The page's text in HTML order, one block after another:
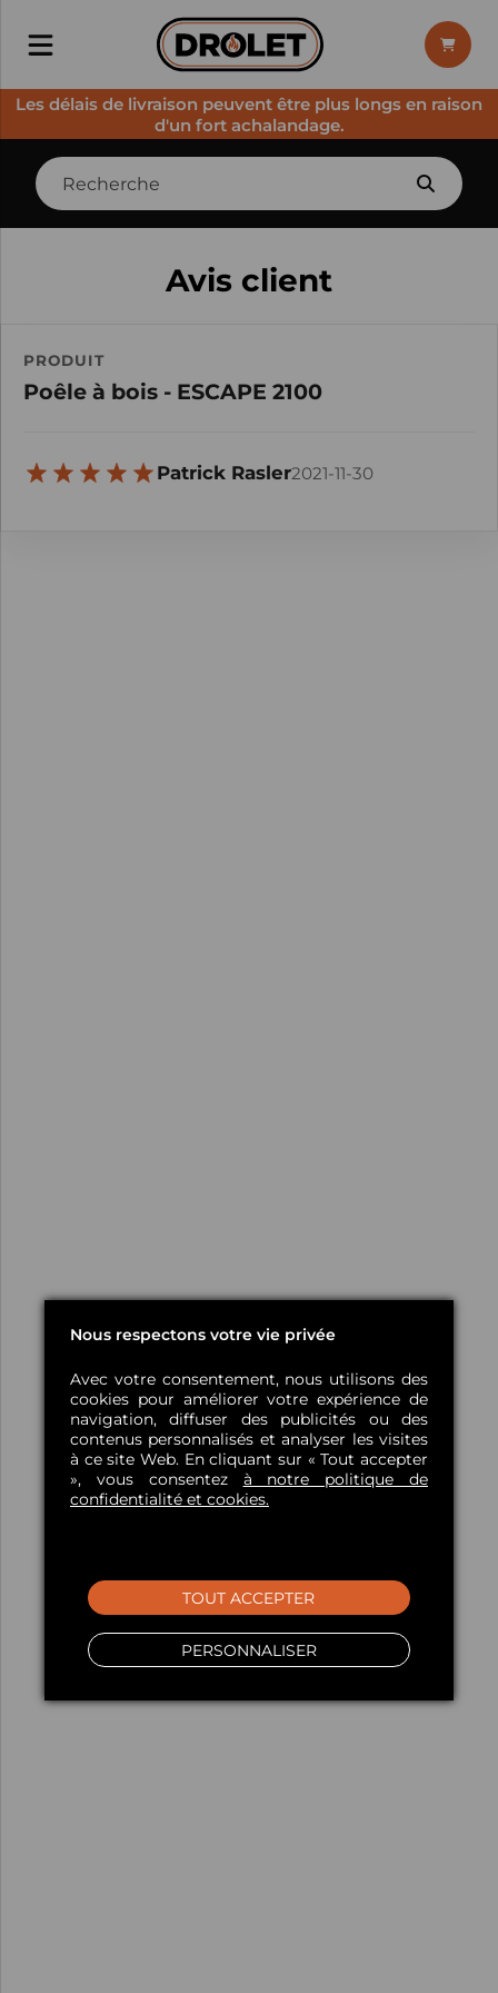
Les délais de livraison peuvent être plus longs en raison
d'un fort achalandage.
Avis client
PRODUIT
Poêle à bois - ESCAPE 2100
Patrick Rasler2021-11-30
Nous respectons votre vie privée
Avec votre consentement, nous utilisons des
cookies pour améliorer votre expérience de
navigation, diffuser des publicités ou des
contenus personnalisés et analyser les visites
à ce site Web. En cliquant sur « Tout accepter
», vous consentez à notre politique de
confidentialité et cookies.
PERSONNALISER
TOUT ACCEPTER